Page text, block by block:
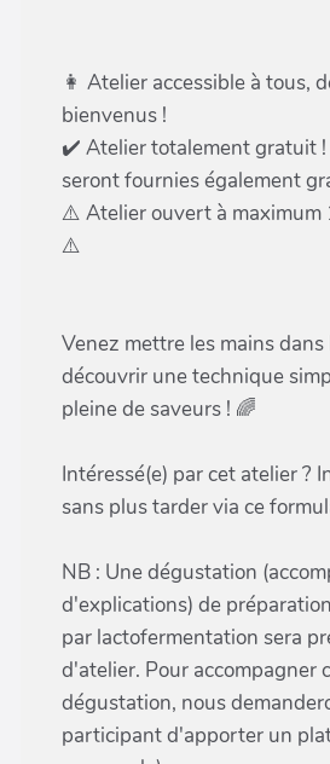
👩 Atelier accessible à tous,
bienvenus !
✔️ Atelier totalement gratuit !
seront fournies également
⚠️ Atelier ouvert à maximum
⚠️
Venez mettre les mains
découvrir une technique
pleine de saveurs ! 🌈
Intéressé(e) par cet atelier ?
sans plus tarder via ce
NB : Une dégustation
d'explications) de
par lactofermentation sera
d'atelier. Pour accompagner
dégustation, nous
participant d'apporter un